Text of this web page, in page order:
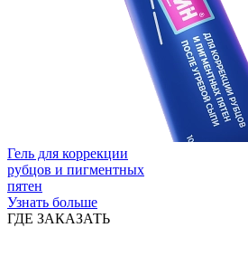
Гель для коррекции
рубцов и пигментных
пятен
Узнать больше
ГДЕ ЗАКАЗАТЬ